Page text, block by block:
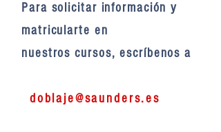
Para solicitar información y
matricularte en
nuestros cursos, escríbenos a
doblaje@saunders.es